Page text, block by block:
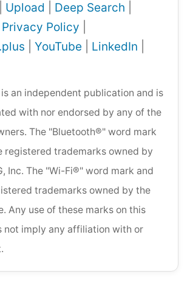
Upload Deep Search
Privacy Policy
YouTube LinkedIn
an independent publication and is
with nor endorsed by any of the
The "Bluetooth®" word mark
registered trademarks owned by
Inc. The "Wi-Fi®" word mark and
trademarks owned by the
Any use of these marks on this
not imply any affiliation with or